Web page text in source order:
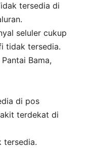
tersedia di
seluler cukup
tidak tersedia.
Bama,
di pos
terdekat di
tersedia.